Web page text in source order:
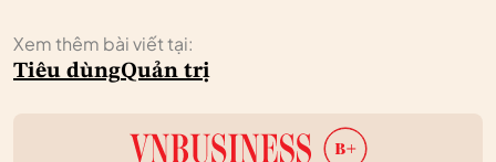
Xem thêm bài viết tại:
Tiêu dùngQuản trị